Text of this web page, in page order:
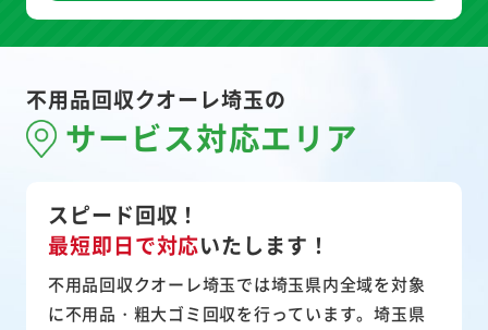
不用品回収クオーレ埼玉の
サービス対応エリア
スピード回収！
最短即日で対応いたします！
不用品回収クオーレ埼玉では埼玉県内全域を対象
に不用品・粗大ゴミ回収を行っています。埼玉県